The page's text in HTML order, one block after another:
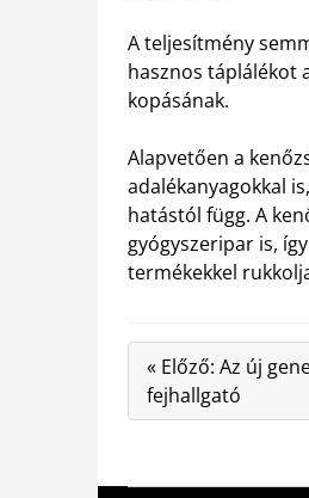
A teljesítmény
hasznos táplálékot
kopásának.
Alapvetően a
adalékanyagokkal
hatástól függ. A
gyógyszeripar is,
termékekkel
« Előző: Az új
fejhallgató